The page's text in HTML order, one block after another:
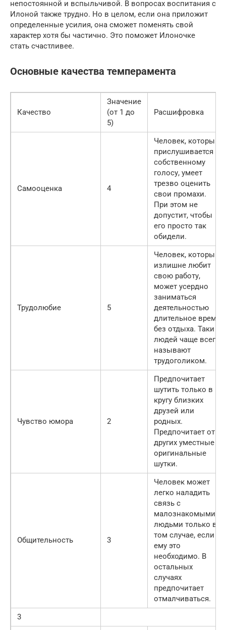
непостоянной и вспыльчивой. В вопросах воспитания с
Илоной также трудно. Но в целом, если она приложит
определенные усилия, она сможет поменять свой
характер хотя бы частично. Это поможет Илоночке
стать счастливее.
Основные качества темперамента
Качество
Значение
(от 1 до
5)
Расшифровка
Самооценка 4
Человек, который
прислушивается к
собственному
голосу, умеет
трезво оценить
свои промахи.
При этом не
допустит, чтобы
его просто так
обидели.
Трудолюбие 5
Человек, который
излишне любит
свою работу,
может усердно
заниматься
деятельностью
длительное время
без отдыха. Таки
людей чаще всего
называют
трудоголиком.
Чувство юмора 2
Предпочитает
шутить только в
кругу близких
друзей или
родных.
Предпочитает от
других уместные и
оригинальные
шутки.
Общительность 3
Человек может
легко наладить
связь с
малознакомыми
людьми только в
том случае, если
ему это
необходимо. В
остальных
случаях
предпочитает
отмалчиваться.
3